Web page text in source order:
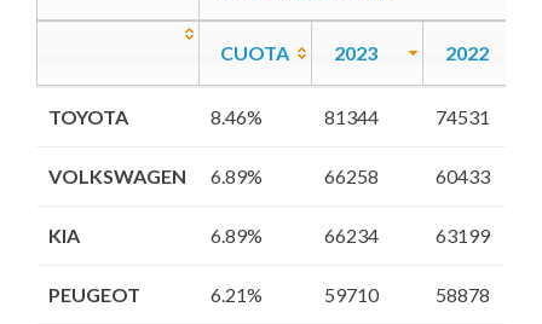
CUOTA 2023 2022
ACUMULADO AÑO
CUOTA 2023 2022
TOYOTA 8.46% 81344 74531
VOLKSWAGEN 6.89% 66258 60433
KIA 6.89% 66234 63199
PEUGEOT 6.21% 59710 58878
TOYOTA
VOLKSWAGEN
KIA
PEUGEOT